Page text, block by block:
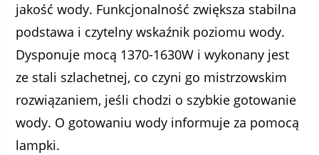
jakość wody. Funkcjonalność zwiększa stabilna
podstawa i czytelny wskaźnik poziomu wody.
Dysponuje mocą 1370-1630W i wykonany jest
ze stali szlachetnej, co czyni go mistrzowskim
rozwiązaniem, jeśli chodzi o szybkie gotowanie
wody. O gotowaniu wody informuje za pomocą
lampki.